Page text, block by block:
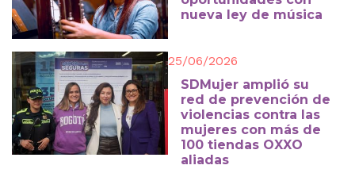
nueva ley de música
25/06/2026
SDMujer amplió su
red de prevención de
violencias contra las
mujeres con más de
100 tiendas OXXO
aliadas